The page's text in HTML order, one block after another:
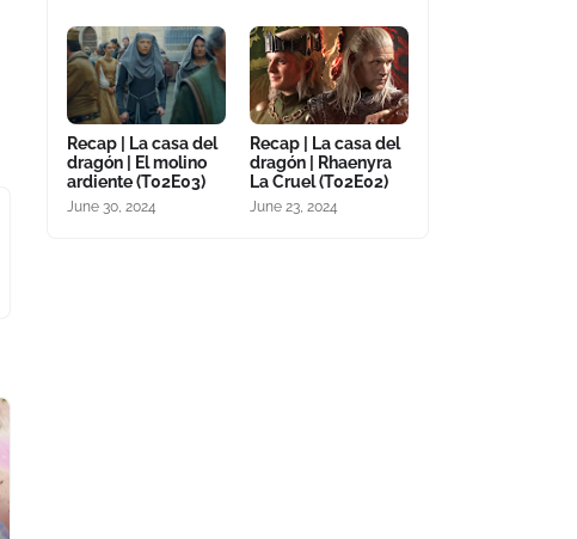
Recap | La casa del
dragón | El molino
ardiente (T02E03)
June 30, 2024
Recap | La casa del
dragón | Rhaenyra
La Cruel (T02E02)
June 23, 2024